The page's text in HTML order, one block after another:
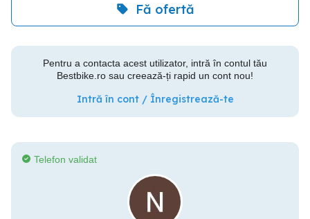
Fă ofertă
Pentru a contacta acest utilizator, intră în contul tău
Bestbike.ro sau creează-ți rapid un cont nou!
Intră în cont / Înregistrează-te
Telefon validat